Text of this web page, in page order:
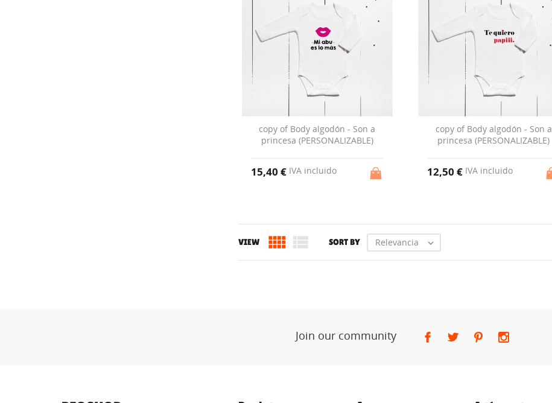
copy of Body algodón - Son a
princesa (PERSONALIZABLE)
15,40 €IVA incluido
copy of Body algodón - Son a
princesa (PERSONALIZABLE)
12,50 €IVA incluido
VIEW   SORT BY Relevancia 
Join our community